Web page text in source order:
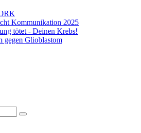
Kommunikation 2025
tötet - Deinen Krebs!
gegen Glioblastom